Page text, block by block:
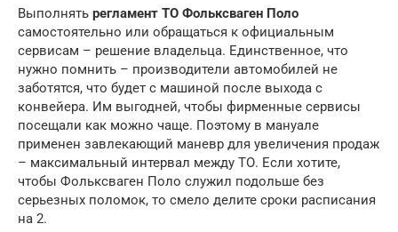
Выполнять регламент ТО Фольксваген Поло
самостоятельно или обращаться к официальным
сервисам – решение владельца. Единственное, что
нужно помнить – производители автомобилей не
заботятся, что будет с машиной после выхода с
конвейера. Им выгодней, чтобы фирменные сервисы
посещали как можно чаще. Поэтому в мануале
применен завлекающий маневр для увеличения продаж
– максимальный интервал между ТО. Если хотите,
чтобы Фольксваген Поло служил подольше без
серьезных поломок, то смело делите сроки расписания
на 2.